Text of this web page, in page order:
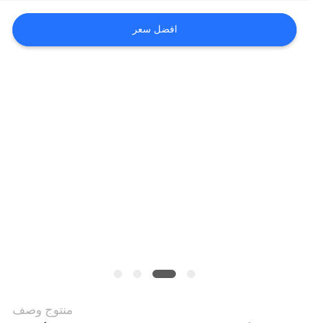
خريطة
الموقع
افضل سعر
منتوج وصف